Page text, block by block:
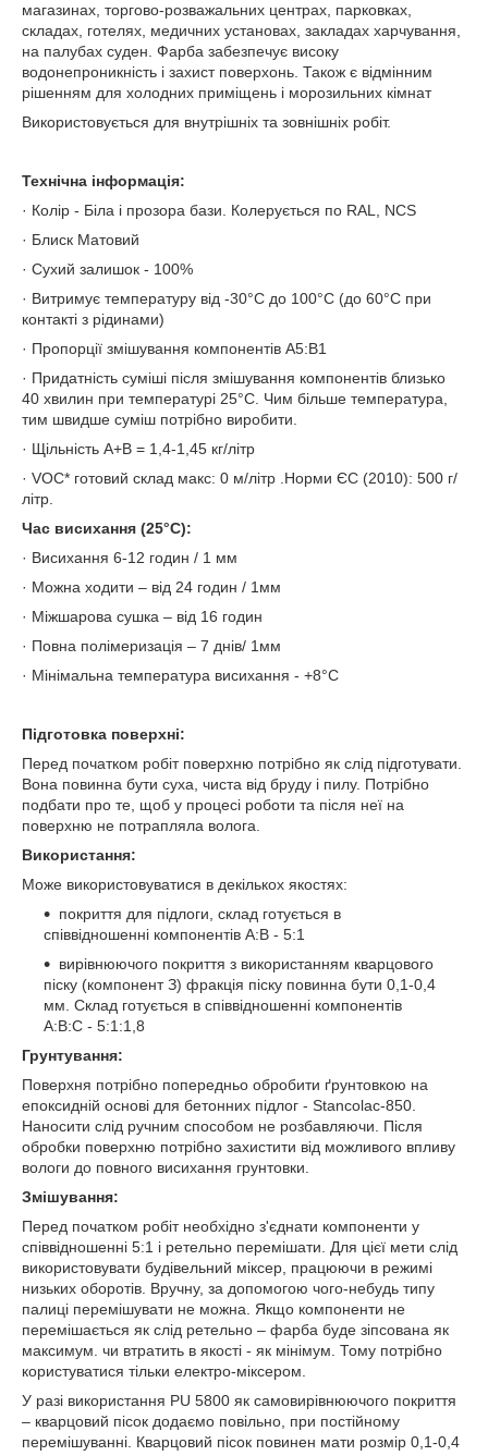
магазинах, торгово-розважальних центрах, парковках,
складах, готелях, медичних установах, закладах харчування,
на палубах суден. Фарба забезпечує високу
водонепроникність і захист поверхонь. Також є відмінним
рішенням для холодних приміщень і морозильних кімнат
Використовується для внутрішніх та зовнішніх робіт.
Технічна інформація:
· Колір - Біла і прозора бази. Колерується по RAL, NCS
· Блиск Матовий
· Сухий залишок - 100%
· Витримує температуру від -30°С до 100°С (до 60°С при
контакті з рідинами)
· Пропорції змішування компонентів А5:В1
· Придатність суміші після змішування компонентів близько
40 хвилин при температурі 25°С. Чим більше температура,
тим швидше суміш потрібно виробити.
· Щільність А+В = 1,4-1,45 кг/літр
· VOC* готовий склад макс: 0 м/літр .Норми ЄС (2010): 500 г/
літр.
Час висихання (25°С):
· Висихання 6-12 годин / 1 мм
· Можна ходити – від 24 годин / 1мм
· Міжшарова сушка – від 16 годин
· Повна полімеризація – 7 днів/ 1мм
· Мінімальна температура висихання - +8°С
Підготовка поверхні:
Перед початком робіт поверхню потрібно як слід підготувати.
Вона повинна бути суха, чиста від бруду і пилу. Потрібно
подбати про те, щоб у процесі роботи та після неї на
поверхню не потрапляла волога.
Використання:
Може використовуватися в декількох якостях:
покриття для підлоги, склад готується в
співвідношенні компонентів А:В - 5:1
вирівнюючого покриття з використанням кварцового
піску (компонент З) фракція піску повинна бути 0,1-0,4
мм. Склад готується в співвідношенні компонентів
А:В:С - 5:1:1,8
Грунтування:
Поверхня потрібно попередньо обробити ґрунтовкою на
епоксидній основі для бетонних підлог - Stancolac-850.
Наносити слід ручним способом не розбавляючи. Після
обробки поверхню потрібно захистити від можливого впливу
вологи до повного висихання грунтовки.
Змішування:
Перед початком робіт необхідно з'єднати компоненти у
співвідношенні 5:1 і ретельно перемішати. Для цієї мети слід
використовувати будівельний міксер, працюючи в режимі
низьких оборотів. Вручну, за допомогою чого-небудь типу
палиці перемішувати не можна. Якщо компоненти не
перемішається як слід ретельно – фарба буде зіпсована як
максимум. чи втратить в якості - як мінімум. Тому потрібно
користуватися тільки електро-міксером.
У разі використання PU 5800 як самовирівнюючого покриття
– кварцовий пісок додаємо повільно, при постійному
перемішуванні. Кварцовий пісок повинен мати розмір 0,1-0,4